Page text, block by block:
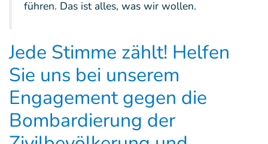
führen. Das ist alles, was wir wollen.
Jede Stimme zählt! Helfen
Sie uns bei unserem
Engagement gegen die
Bombardierung der